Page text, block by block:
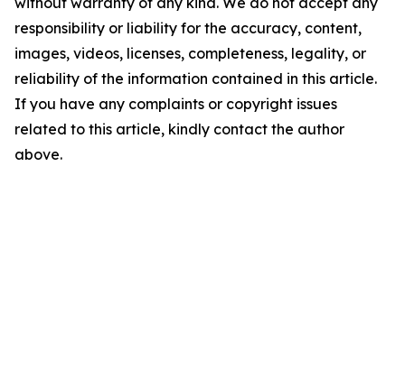
responsibility or liability for the accuracy, content,
images, videos, licenses, completeness, legality, or
reliability of the information contained in this article.
If you have any complaints or copyright issues
related to this article, kindly contact the author
above.